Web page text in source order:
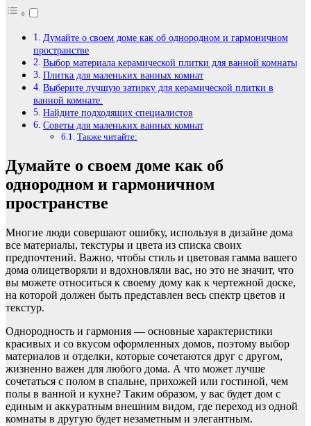
Думайте о своем доме как об однородном и гармоничном
пространстве
Выбор материала керамической плитки для ванной комнаты
Плитка для маленьких ванных комнат
Выберите лучшую затирку для керамической плитки в
ванной комнате:
Найдите подходящих специалистов
Советы для маленьких ванных комнат
Также читайте:
Думайте о своем доме как об
однородном и гармоничном
пространстве
Многие люди совершают ошибку, используя в дизайне дома
все материалы, текстуры и цвета из списка своих
предпочтений. Важно, чтобы стиль и цветовая гамма вашего
дома олицетворяли и вдохновляли вас, но это не значит, что
вы можете относиться к своему дому как к чертежной доске,
на которой должен быть представлен весь спектр цветов и
текстур.
Однородность и гармония — основные характеристики
красивых и со вкусом оформленных домов, поэтому выбор
материалов и отделки, которые сочетаются друг с другом,
жизненно важен для любого дома. А что может лучше
сочетаться с полом в спальне, прихожей или гостиной, чем
полы в ванной и кухне? Таким образом, у вас будет дом с
единым и аккуратным внешним видом, где переход из одной
комнаты в другую будет незаметным и элегантным.